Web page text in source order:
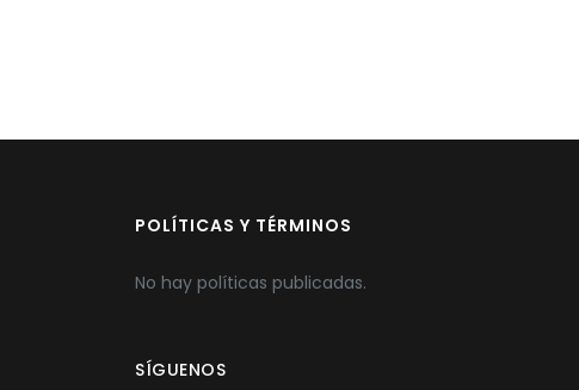
POLÍTICAS Y TÉRMINOS
No hay políticas publicadas.
SÍGUENOS